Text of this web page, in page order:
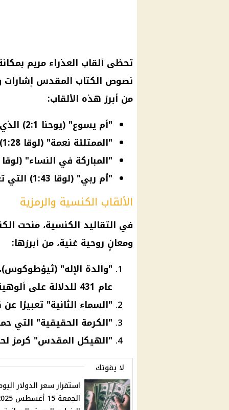
تحظى ألقاب العذراء مريم
نصوص الكتاب المقدس إشارات
من أبرز هذه الألقاب:
"أم يسوع" (يوحنا 2:1) الذي يربطها برسالتها الخلاصية الفريدة.
"الممتلئة نعمة" (لوقا 1:28) كما خاطبها الملاك جبرائيل.
"المباركة في النساء" (لوقا 1:42) كما قالت
"أم ربي" (لوقا 1:43) التي تعكس إيمانها العميق بعمل الله فيها.
الألقاب الكنسية والرمزية
في التقاليد الكنسية، منحت
ومعانٍ روحية غنية، من أبرزها:
"والدة الإله"
عام 431 للدلالة على ألوهية المسيح المولود منها.
"السماء الثانية" تعبيرًا
"الكرمة الحقيقية" التي
"الهيكل المقدس" كرمز
لا يفوتك
استقرار سعر الدولار